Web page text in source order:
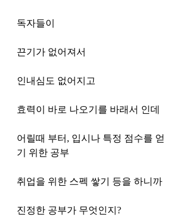
독자들이
끈기가 없어져서
인내심도 없어지고
효력이 바로 나오기를 바래서 인데
어릴때 부터, 입시나 특정 점수를 얻
기 위한 공부
취업을 위한 스펙 쌓기 등을 하니까
진정한 공부가 무엇인지?